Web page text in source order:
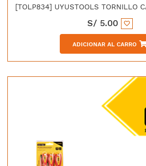
S/ 5.00
ADICIONAR AL CARRO